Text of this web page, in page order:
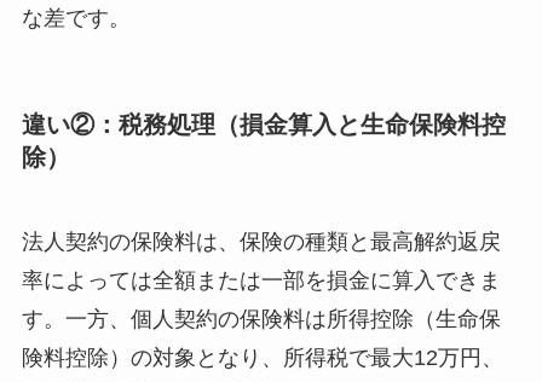
な差です。
違い②：税務処理（損金算入と生命保険料控
除）
法人契約の保険料は、保険の種類と最高解約返戻
率によっては全額または一部を損金に算入できま
す。一方、個人契約の保険料は所得控除（生命保
険料控除）の対象となり、所得税で最大12万円、